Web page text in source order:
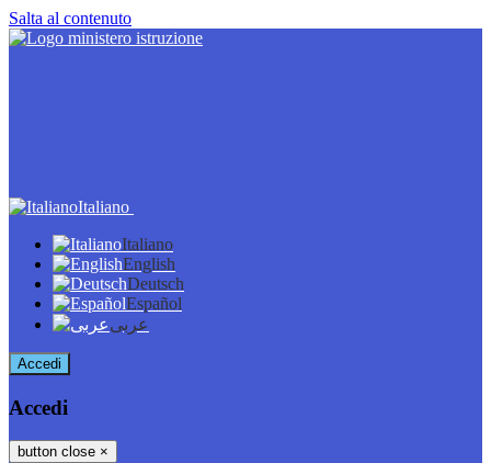
Salta al contenuto
Italiano
Italiano
English
Deutsch
Español
عربى
Accedi
Accedi
button close ×